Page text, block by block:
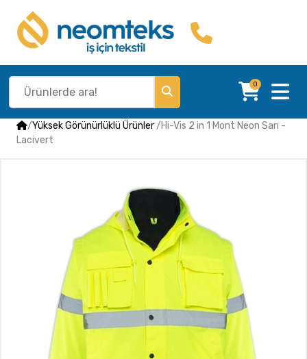
0
/Yüksek Görünürlüklü Ürünler/Hi-Vis 2 in 1 Mont Neon Sarı -
Lacivert